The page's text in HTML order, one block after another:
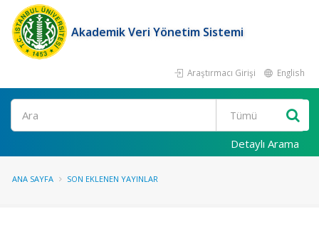
Akademik Veri Yönetim Sistemi
Araştırmacı Girişi English
Ara
Detaylı Arama
ANA SAYFA SON EKLENEN YAYINLAR